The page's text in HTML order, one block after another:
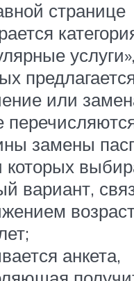
странице
или
замены
которых
вариант,
анкета,